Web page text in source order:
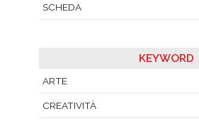
SCHEDA
KEYWORD
ARTE
CREATIVITÀ